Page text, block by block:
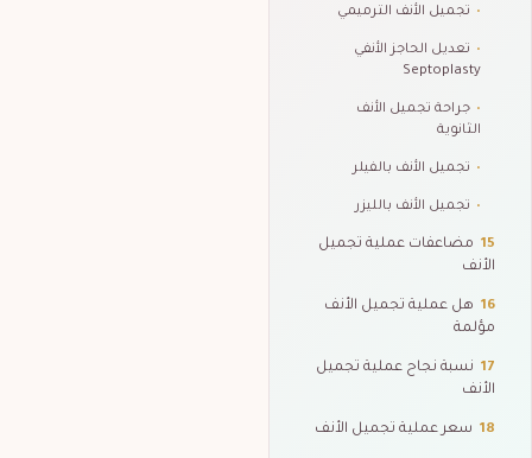
• تجميل الأنف الترميمي
• تعديل الحاجز الأنفي
Septoplasty
• جراحة تجميل الأنف
الثانوية
• تجميل الأنف بالفيلر
• تجميل الأنف بالليزر
15 مضاعفات عملية تجميل
الأنف
16 هل عملية تجميل الأنف
مؤلمة
17 نسبة نجاح عملية تجميل
الأنف
18 سعر عملية تجميل الأنف